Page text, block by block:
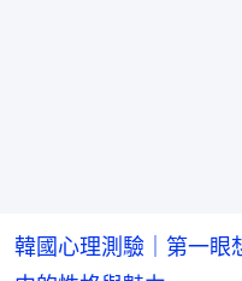
韓國心理測驗｜第一眼